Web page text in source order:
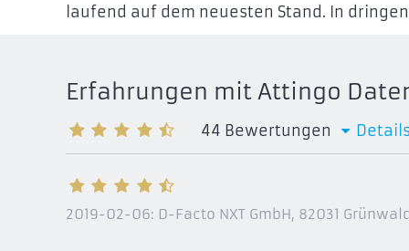
laufend auf dem neuesten Stand. In
Erfahrungen mit Attingo
44 Bewertungen
2019-02-06: D-Facto NXT GmbH, 82031